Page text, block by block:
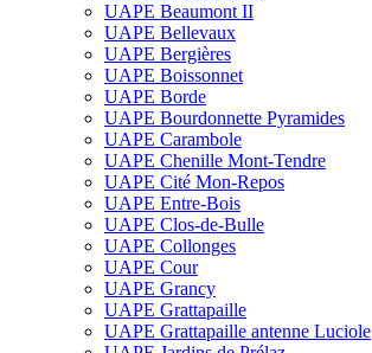
UAPE Beaumont II
UAPE Bellevaux
UAPE Bergières
UAPE Boissonnet
UAPE Borde
UAPE Bourdonnette Pyramides
UAPE Carambole
UAPE Chenille Mont-Tendre
UAPE Cité Mon-Repos
UAPE Entre-Bois
UAPE Clos-de-Bulle
UAPE Collonges
UAPE Cour
UAPE Grancy
UAPE Grattapaille
UAPE Grattapaille antenne Luciole